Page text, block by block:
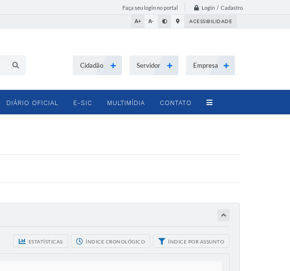
Faça seu login no portal Login / Cadastro
A+ A- ACESSIBILIDADE
Cidadão Servidor Empresa
DIÁRIO OFICIAL E-SIC MULTIMÍDIA CONTATO
ESTATÍSTICAS ÍNDICE CRONOLÓGICO ÍNDICE POR ASSUNTO